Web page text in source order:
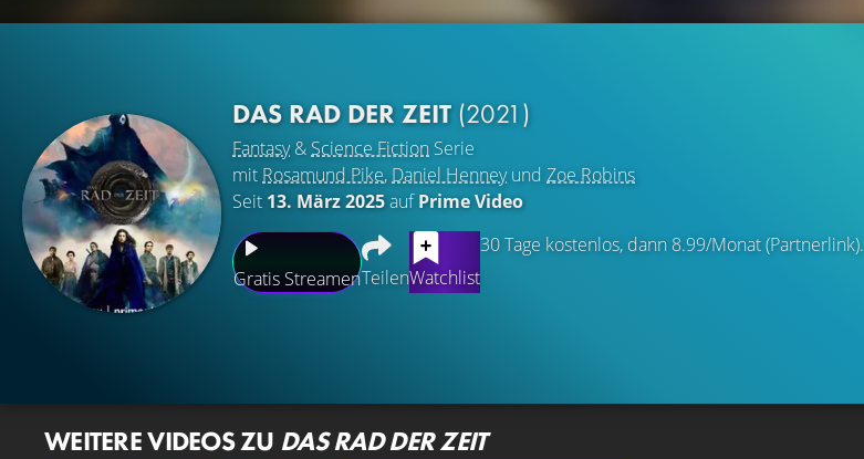
DAS RAD DER ZEIT (2021)
Fantasy& Science Fiction Serie
mit Rosamund Pike, Daniel Henneyund Zoe Robins
Seit 13. März 2025aufPrime Video
Gratis StreamenTeilenWatchlist
30 Tage kostenlos, dann 8.99/Monat (Partnerlink).
WEITERE VIDEOS ZU DAS RAD DER ZEIT